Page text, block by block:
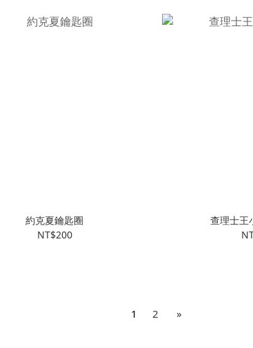
約克夏鑰匙圈
NT$200
查理士王
1 2 »